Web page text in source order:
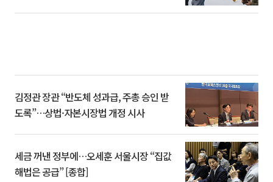
김정관 장관 “반도체 성과급, 주총 승인 받
도록”…상법·자본시장법 개정 시사
세금 꺼낸 정부에…오세훈 서울시장 “집값
해법은 공급” [종합]